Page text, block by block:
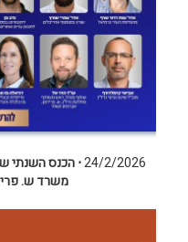
24/2/2026⋅ הכנס השנתי
משרד ש.